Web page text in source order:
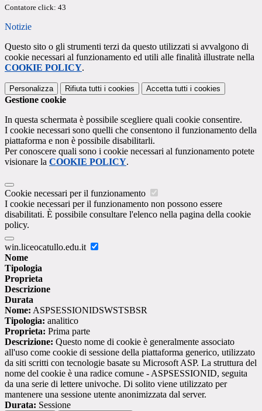
Contatore click: 43
Notizie
Questo sito o gli strumenti terzi da questo utilizzati si avvalgono di
cookie necessari al funzionamento ed utili alle finalità illustrate nella
COOKIE POLICY.
Personalizza Rifiuta tutti i cookies Accetta tutti i cookies
Gestione cookie
In questa schermata è possibile scegliere quali cookie consentire.
I cookie necessari sono quelli che consentono il funzionamento della
piattaforma e non è possibile disabilitarli.
Per conoscere quali sono i cookie necessari al funzionamento potete
visionare la COOKIE POLICY.
Cookie necessari per il funzionamento
I cookie necessari per il funzionamento non possono essere
disabilitati. È possibile consultare l'elenco nella pagina della cookie
policy.
win.liceocatullo.edu.it
Nome
Tipologia
Proprieta
Descrizione
Durata
Nome: ASPSESSIONIDSWSTSBSR
Tipologia: analitico
Proprieta: Prima parte
Descrizione: Questo nome di cookie è generalmente associato
all'uso come cookie di sessione della piattaforma generico, utilizzato
da siti scritti con tecnologie basate su Microsoft ASP. La struttura del
nome del cookie è una radice comune - ASPSESSIONID, seguita
da una serie di lettere univoche. Di solito viene utilizzato per
mantenere una sessione utente anonimizzata dal server.
Durata: Sessione